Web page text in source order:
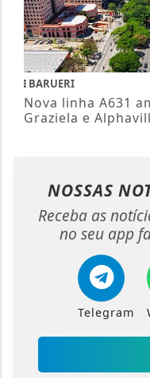
BARUERI
Nova linha A631
Graziela e
NOSSAS
Receba as
no seu app
Telegram